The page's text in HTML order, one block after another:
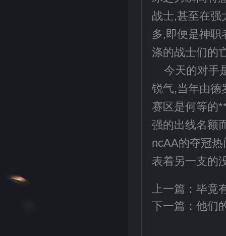
战士,甚至在强
多,即便是神
涤的战士们的
今天的对手
锐气,当年由德
赛区是何等的
强的出线名额
ncAA的夺冠
表着另一支的
上一篇： 毕竟
下一篇： 他们